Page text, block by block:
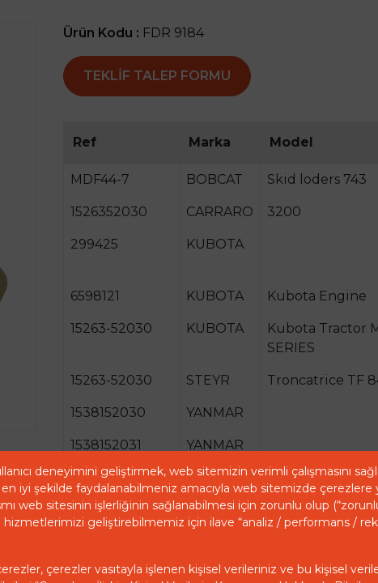
Ürün Kodu : FDR 9184
TEKLIF TALEP FORMU
Ref Marka Model
MDF44-7 BOBCAT Skid loders 743
1526352030 CARRARO 3200
299425 KUBOTA
6598121 KUBOTA Kubota Engine
15263-52030 KUBOTA
Kubota Tractor
SERIES
15263-52030 STEYR Troncatrice TF
1538152030 YANMAR
1538152031 YANMAR
1541252030 YANMAR
15381-5203-1 YANMAR
DF44-7 YANMAR
deneyimini geliştirmek, web sitemizin verimli çalışmasını
iyi şekilde faydalanabilmeniz amacıyla web sitemizde çerezlere
web sitesinin işlerliğinin sağlanabilmesi için zorunlu olup
geliştirebilmemiz için ilave “analiz / performans /
çerezler vasıtayla işlenen kişisel verileriniz ve bu kişisel